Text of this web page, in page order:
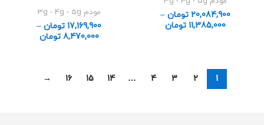
20,084,900 تومان –
11,385,000 تومان
مودم 3g - 4g - 5g
17,169,900 تومان –
8,470,000 تومان
1
2
3
4
…
14
15
16
→